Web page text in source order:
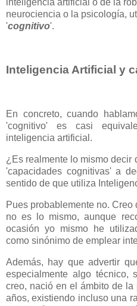
neurociencia o la psicología,
'cognitivo'.
Inteligencia Artificial y
En concreto, cuando
'cognitivo' es casi
inteligencia artificial.
¿Es realmente lo mismo decir
'capacidades cognitivas' a
sentido de que utiliza
Pues probablemente no.
no es lo mismo, aunque
ocasión yo mismo he
como sinónimo de emplear
Además, hay que advertir
especialmente algo técnico,
creo, nació en el ámbito de
años, existiendo incluso una